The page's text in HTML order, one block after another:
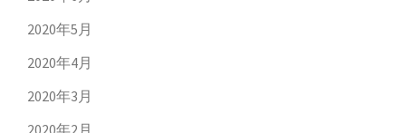
2020年5月
2020年4月
2020年3月